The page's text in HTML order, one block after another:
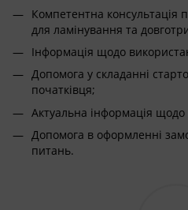
Компетентна консультація
для ламінування та
Інформація щодо
Допомога у складанні
початківця;
Актуальна інформація щодо
Допомога в оформленні
питань.